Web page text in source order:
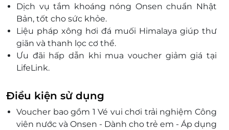
Dịch vụ tắm khoáng nóng Onsen chuẩn Nhật
Bản, tốt cho sức khỏe.
Liệu pháp xông hơi đá muối Himalaya giúp thư
giãn và thanh lọc cơ thể.
Ưu đãi hấp dẫn khi mua voucher giảm giá tại
LifeLink.
trực tuyến uy tín.
Trải nghiệm độc đáo kết hợp giữa vui chơi và thư
giãn theo phong cách Nhật Bản.
Điều kiện sử dụng
Voucher bao gồm 1 Vé vui chơi trải nghiệm Công
viên nước và Onsen - Dành cho trẻ em - Áp dụng